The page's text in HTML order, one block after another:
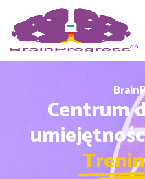
Centrum